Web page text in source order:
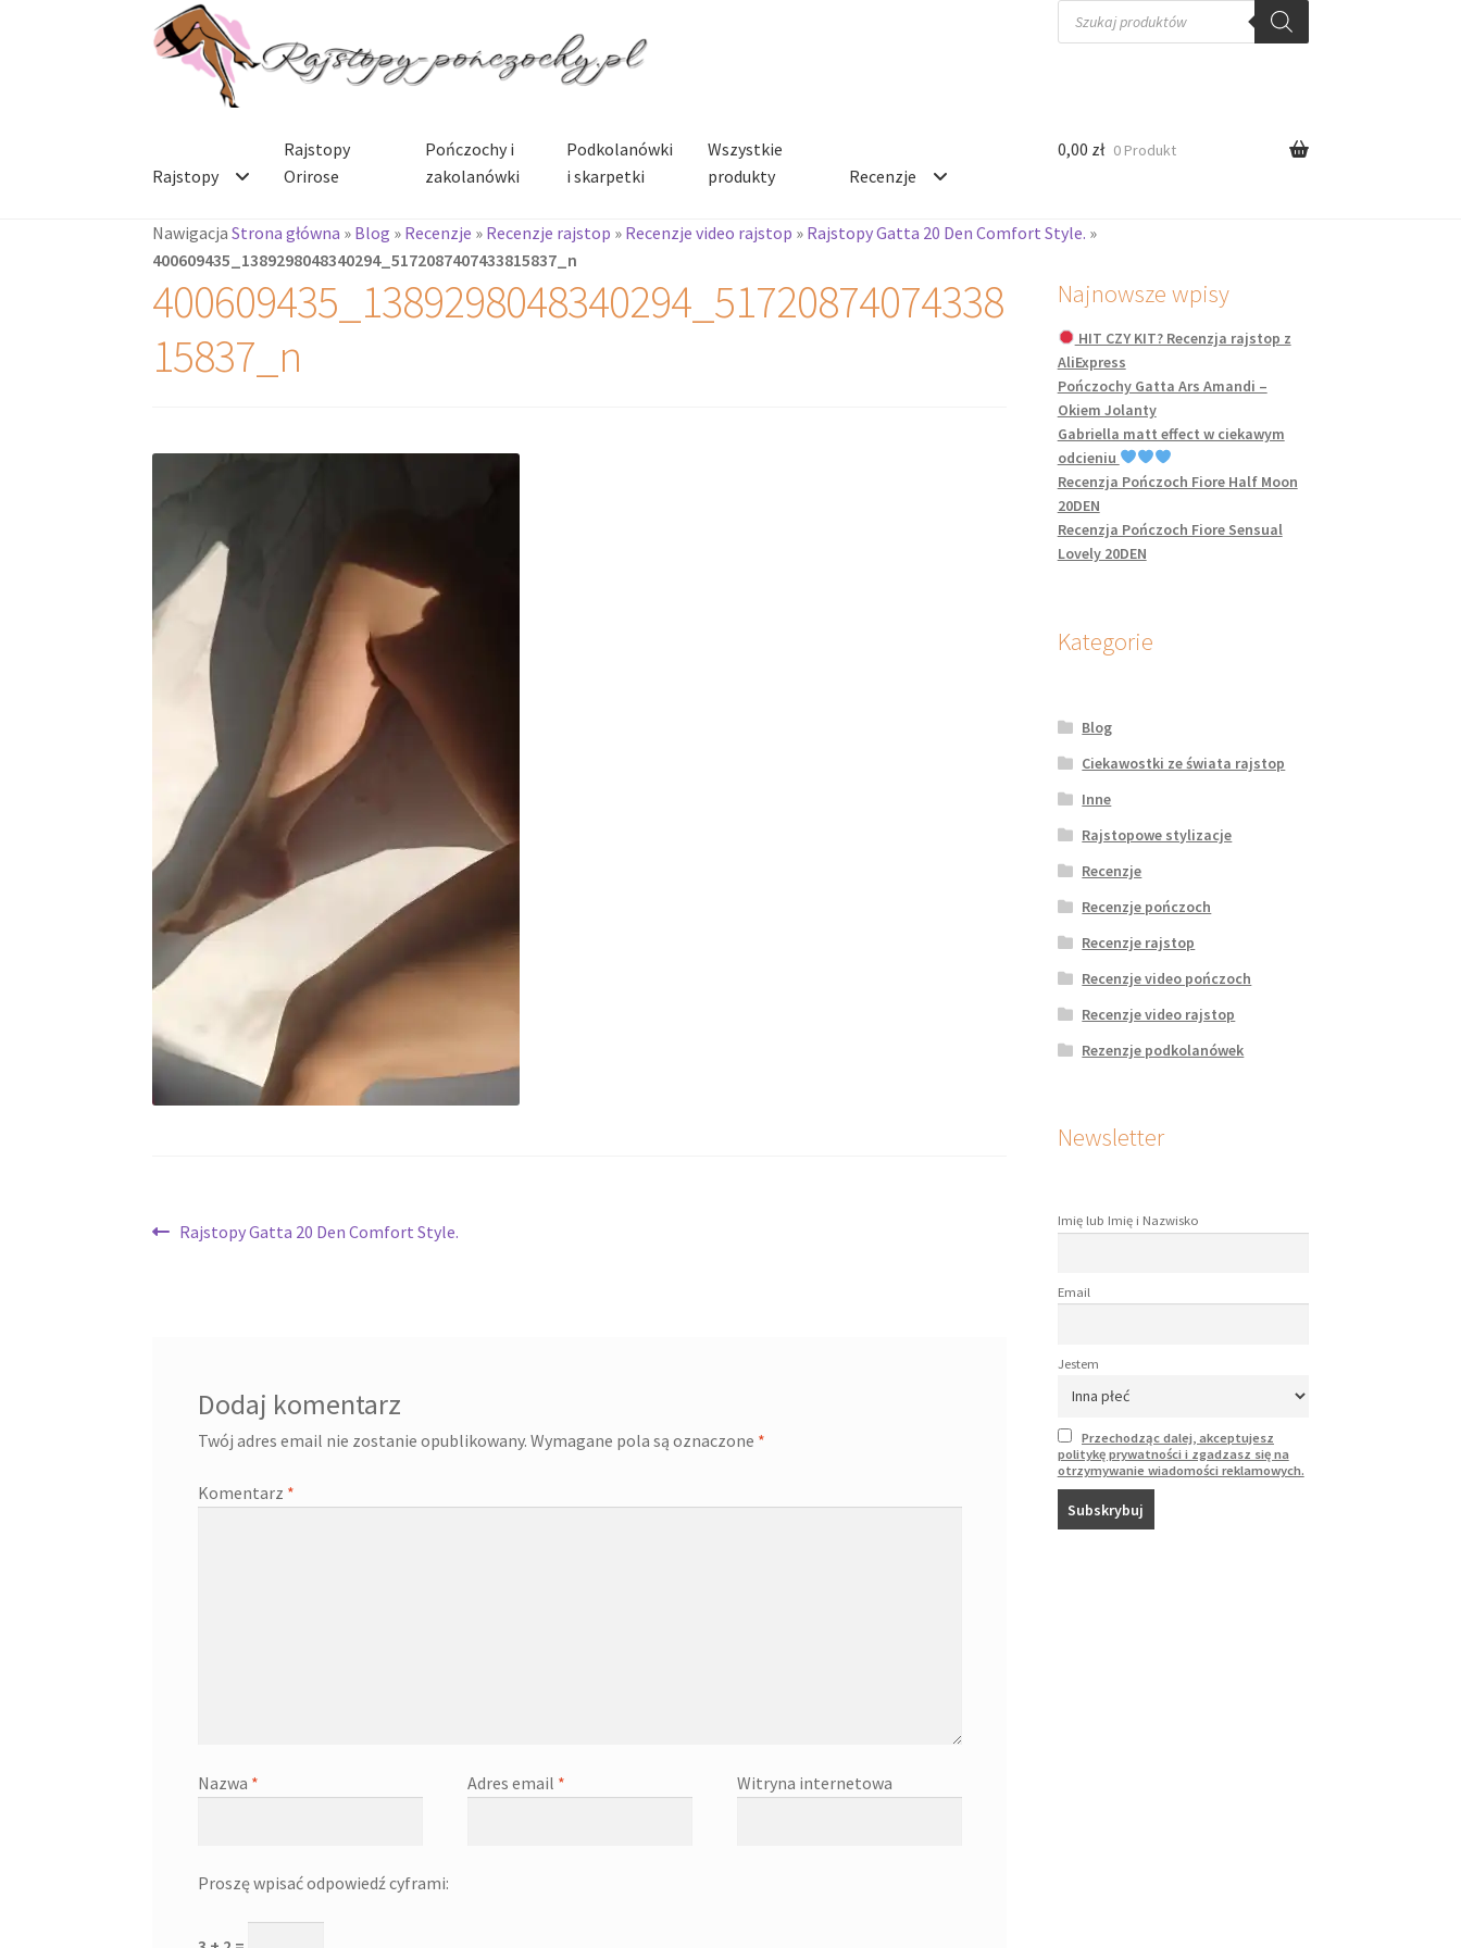
Przejdź
do
nawigacji
Przejdź
do
treści
Wyszukiwarka
produktów
Rajstopy
Rajstopy
Orirose
Pończochy i
zakolanówki
Podkolanówki
i skarpetki
Wszystkie
produkty
Recenzje
0,00 zł 0 Produkt
NawigacjaStrona główna » Blog » Recenzje » Recenzje rajstop » Recenzje video rajstop » Rajstopy Gatta 20 Den Comfort Style. »
400609435_1389298048340294_5172087407433815837_n
400609435_1389298048340294_51720874074338
15837_n
Nawigacja
Poprzedni
Rajstopy Gatta 20 Den Comfort Style.
Dodaj komentarz
Twój adres email nie zostanie opublikowany. Wymagane pola są oznaczone *
Komentarz *
Nazwa * Adres email * Witryna internetowa
Proszę wpisać odpowiedź cyframi:
Najnowsze wpisy
HIT CZY KIT? Recenzja rajstop z
AliExpress
Pończochy Gatta Ars Amandi –
Okiem Jolanty
Gabriella matt effect w ciekawym
odcieniu
Recenzja Pończoch Fiore Half Moon
20DEN
Recenzja Pończoch Fiore Sensual
Lovely 20DEN
Kategorie
Blog
Ciekawostki ze świata rajstop
Inne
Rajstopowe stylizacje
Recenzje
Recenzje pończoch
Recenzje rajstop
Recenzje video pończoch
Recenzje video rajstop
Rezenzje podkolanówek
Newsletter
Imię lub Imię i Nazwisko
Email
Jestem
Przechodząc dalej, akceptujesz
politykę prywatności i zgadzasz się na
otrzymywanie wiadomości reklamowych.